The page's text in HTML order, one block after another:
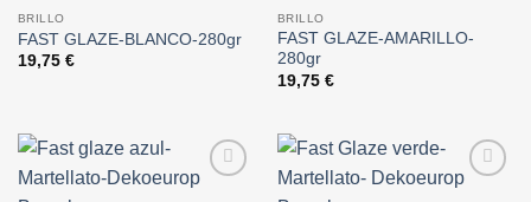
BRILLO
FAST GLAZE-BLANCO-280gr
19,75 €
BRILLO
FAST GLAZE-AMARILLO-
280gr
19,75 €